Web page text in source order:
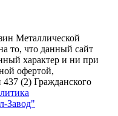
Металлической
то, что данный сайт
характер и ни при
офертой,
(2) Гражданского
Завод"